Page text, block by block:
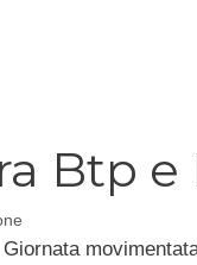
Btp
Giornata